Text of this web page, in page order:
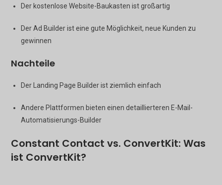
Der kostenlose Website-Baukasten ist großartig
Der Ad Builder ist eine gute Möglichkeit, neue Kunden zu
gewinnen
Nachteile
Der Landing Page Builder ist ziemlich einfach
Andere Plattformen bieten einen detaillierteren E-Mail-
Automatisierungs-Builder
Constant Contact vs. ConvertKit: Was
ist ConvertKit?